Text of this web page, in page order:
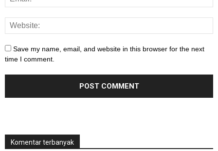
Save my name, email, and website in this browser for the next
time I comment.
Komentar terbanyak